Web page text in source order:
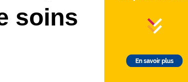
soins